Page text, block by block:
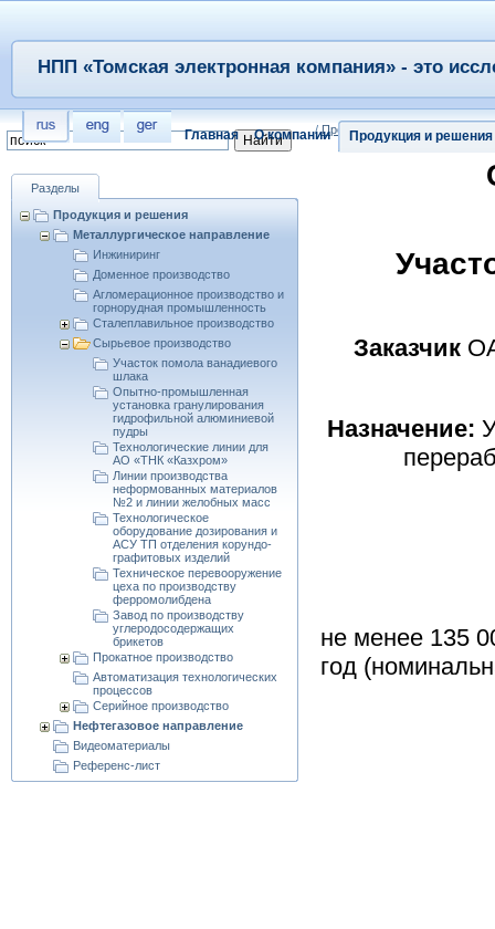
Главная О компании Продукция и решения
НПП «Томская электронная компания» - это
Разделы
Продукция и решения
Металлургическое направление
Инжиниринг
Доменное производство
Агломерационное производство и
горнорудная промышленность
Сталеплавильное производство
Сырьевое производство
Участок помола ванадиевого
шлака
Опытно-промышленная
установка гранулирования
гидрофильной алюминиевой
пудры
Технологические линии для
АО «ТНК «Казхром»
Линии производства
неформованных материалов
№2 и линии желобных масс
Технологическое
оборудование дозирования и
АСУ ТП отделения корундо-
графитовых изделий
Техническое перевооружение
цеха по производству
ферромолибдена
Завод по производству
углеродосодержащих
брикетов
Прокатное производство
Автоматизация технологических
процессов
Серийное производство
Нефтегазовое направление
Видеоматериалы
Референс-лист
/Продукция и решения
Заказчик
Назначение:
не менее 135
год